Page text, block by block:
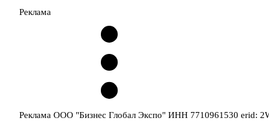
Реклама
Реклама ООО "Бизнес Глобал Экспо" ИНН 7710961530 erid: